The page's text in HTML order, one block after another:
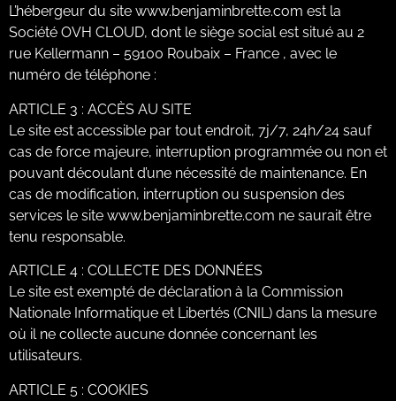
L’hébergeur du site www.benjaminbrette.com est la
Société OVH CLOUD, dont le siège social est situé au 2
rue Kellermann – 59100 Roubaix – France , avec le
numéro de téléphone :
ARTICLE 3 : ACCÈS AU SITE
Le site est accessible par tout endroit, 7j/7, 24h/24 sauf
cas de force majeure, interruption programmée ou non et
pouvant découlant d’une nécessité de maintenance. En
cas de modification, interruption ou suspension des
services le site www.benjaminbrette.com ne saurait être
tenu responsable.
ARTICLE 4 : COLLECTE DES DONNÉES
Le site est exempté de déclaration à la Commission
Nationale Informatique et Libertés (CNIL) dans la mesure
où il ne collecte aucune donnée concernant les
utilisateurs.
ARTICLE 5 : COOKIES